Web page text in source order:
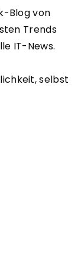
Blog von
Trends
IT-News.
selbst